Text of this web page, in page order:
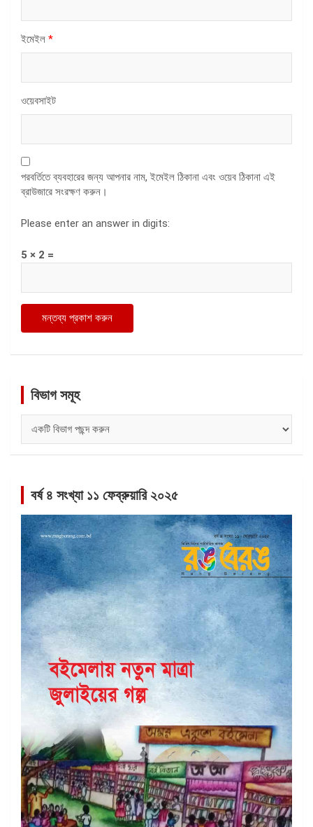
ইমেইল *
ওয়েবসাইট
পরবর্তিতে ব্যবহারের জন্য আপনার নাম, ইমেইল ঠিকানা এবং ওয়েব ঠিকানা এই
ব্রাউজারে সংরক্ষণ করুন।
Please enter an answer in digits:
5 × 2 =
বিভাগ সমূহ
সমূহ
বর্ষ ৪ সংখ্যা ১১ ফেব্রুয়ারি ২০২৫